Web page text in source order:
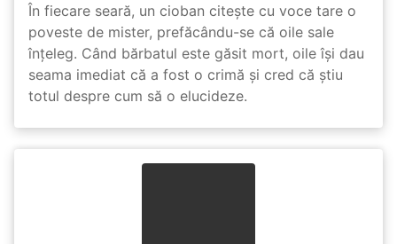
În fiecare seară, un cioban citește cu voce tare o
poveste de mister, prefăcându-se că oile sale
înțeleg. Când bărbatul este găsit mort, oile își dau
seama imediat că a fost o crimă și cred că știu
totul despre cum să o elucideze.